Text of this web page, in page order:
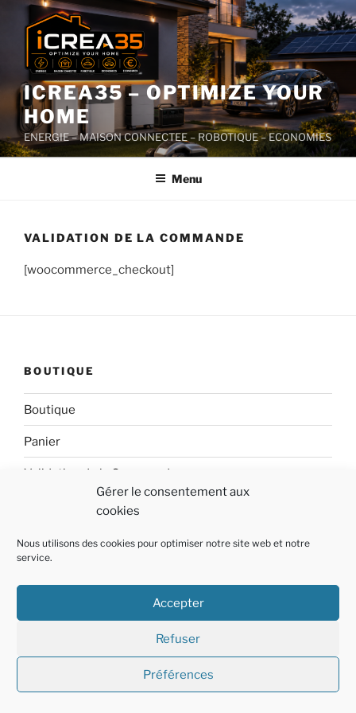
Gérer le consentement aux
cookies
Nous utilisons des cookies pour optimiser notre site web et notre
service.
Accepter
Refuser
Préférences
ICREA35 – OPTIMIZE YOUR
HOME
ENERGIE – MAISON CONNECTEE – ROBOTIQUE – ECONOMIES
Menu
VALIDATION DE LA COMMANDE
[woocommerce_checkout]
BOUTIQUE
Boutique
Panier
Validation de la Commande
Contact
A PROPOS Fièrement propulsé par WordPress